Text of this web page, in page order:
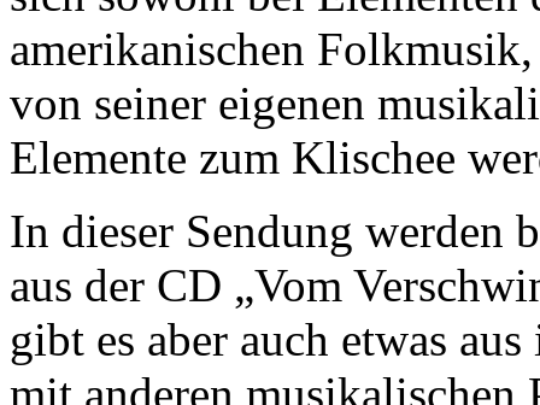
amerikanischen
von seiner eigenen
Elemente zum Klischee
In dieser Sendung werden
aus der CD „Vom
gibt es aber auch etwas
mit anderen musikalischen